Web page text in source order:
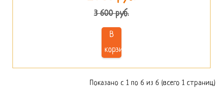
3 600 руб.
В
корзину
Показано с 1 по 6 из 6 (всего 1 страниц)